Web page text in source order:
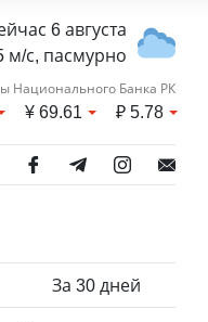
6 августа
м/с, пасмурно
Национального Банка РК
¥69.61 ₽5.78
За 30 дней